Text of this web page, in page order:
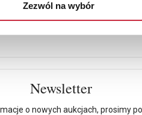
Zezwól na wybór
Newsletter
o nowych aukcjach, prosimy